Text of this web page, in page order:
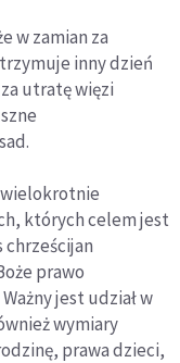
w zamian za
inny dzień
utratę więzi
których celem jest
chrześcijan
prawo
jest udział w
wymiary
prawa dzieci,